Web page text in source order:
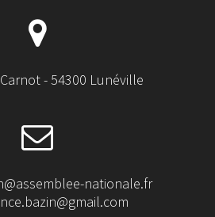
- 54300 Lunéville
nationale.fr